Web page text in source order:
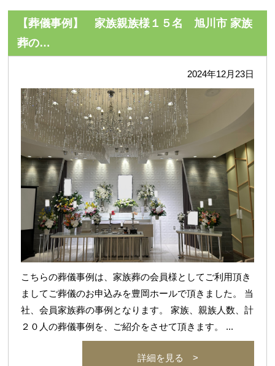
【葬儀事例】 家族親族様１５名 旭川市 家族
葬の…
2024年12月23日
こちらの葬儀事例は、家族葬の会員様としてご利用頂き
ましてご葬儀のお申込みを豊岡ホールで頂きました。 当
社、会員家族葬の事例となります。 家族、親族人数、計
２０人の葬儀事例を、ご紹介をさせて頂きます。 ...
詳細を見る >